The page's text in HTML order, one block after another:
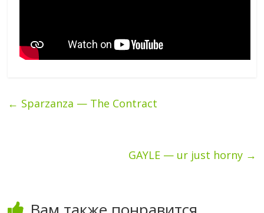
← Sparzanza — The Contract
GAYLE — ur just horny →